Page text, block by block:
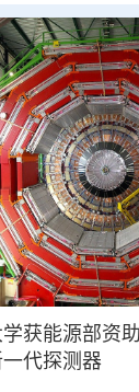
获能源部资
代探测器